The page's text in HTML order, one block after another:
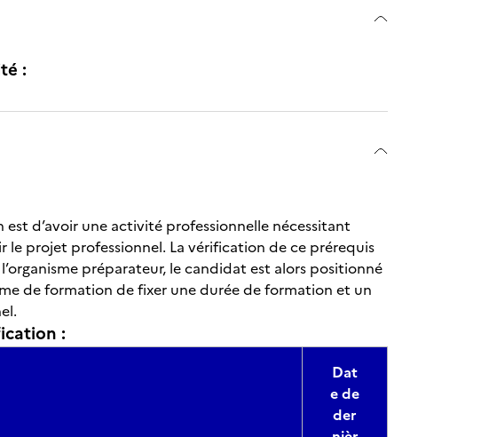
:
d’avoir une activité professionnelle nécessitant
le projet professionnel. La vérification de ce prérequis
préparateur, le candidat est alors positionné
de formation de fixer une durée de formation et un
:
Dat
e de
der